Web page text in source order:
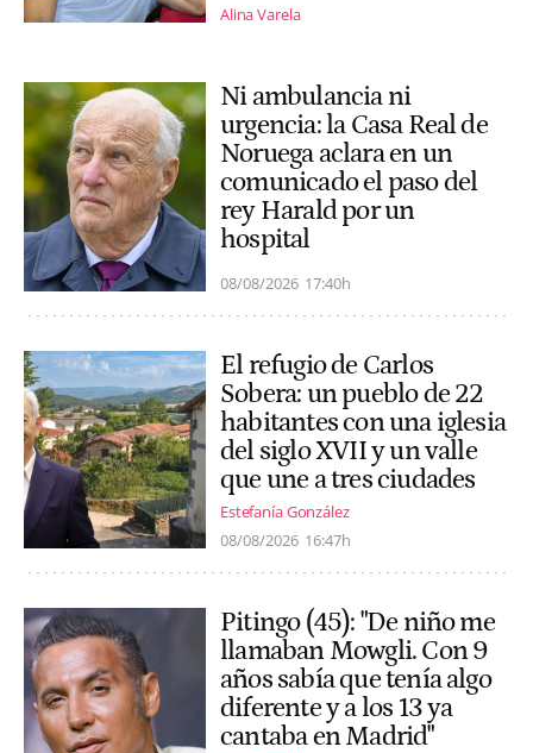
Alina Varela
Ni ambulancia ni
urgencia: la Casa Real de
Noruega aclara en un
comunicado el paso del
rey Harald por un
hospital
08/08/2026 17:40h
El refugio de Carlos
Sobera: un pueblo de 22
habitantes con una iglesia
del siglo XVII y un valle
que une a tres ciudades
Estefanía González
08/08/2026 16:47h
Pitingo (45): "De niño me
llamaban Mowgli. Con 9
años sabía que tenía algo
diferente y a los 13 ya
cantaba en Madrid"